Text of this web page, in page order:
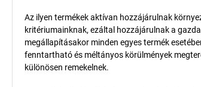
Az ilyen termékek aktívan hozzájárulnak
kritériumainknak, ezáltal hozzájárulnak a
megállapításakor minden egyes termék
fenntartható és méltányos körülmények
különösen remekelnek.